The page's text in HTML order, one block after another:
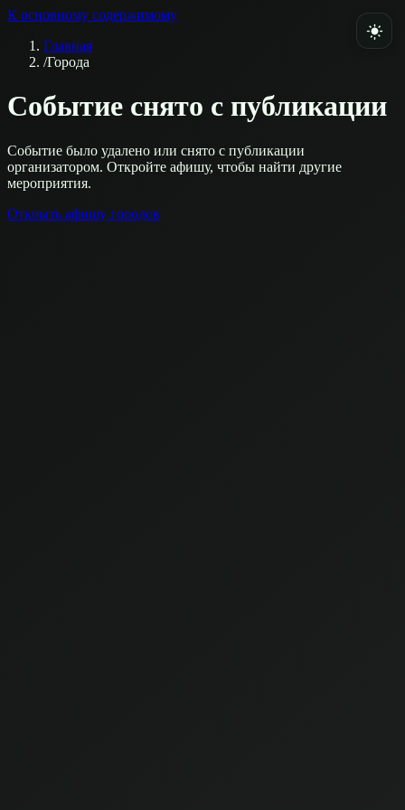
К основному содержимому
Главная
/Города
Событие снято с публикации
Событие было удалено или снято с публикации
организатором. Откройте афишу, чтобы найти другие
мероприятия.
Открыть афишу городов